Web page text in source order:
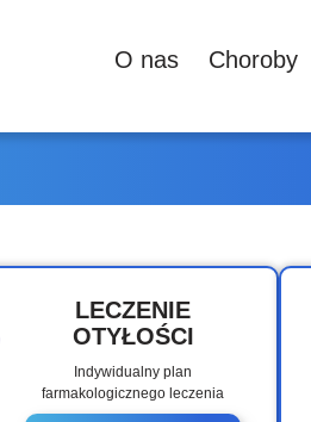
О nas Сhoroby
LECZENIE
OTYŁOŚCI
Indywidualny plan
farmakologicznego leczenia